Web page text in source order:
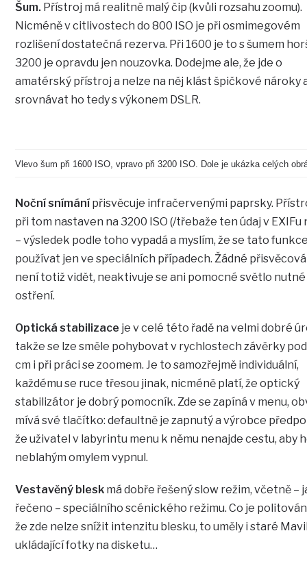
Šum. Přístroj má realitně malý čip (kvůli rozsahu zoomu).
Nicméně v citlivostech do 800 ISO je při osmimegovém
rozlišení dostatečná rezerva. Při 1600 je to s šumem
3200 je opravdu jen nouzovka. Dodejme ale, že jde o
amatérský přístroj a nelze na něj klást špičkové nároky
srovnávat ho tedy s výkonem DSLR.
Vlevo šum při 1600 ISO, vpravo při 3200 ISO. Dole je ukázka celých
Noční snímánípřisvěcuje infračervenými paprsky.
při tom nastaven na 3200 ISO (/třebaže ten údaj v EXIFu
– výsledek podle toho vypadá a myslím, že se tato
používat jen ve speciálních případech. Žádné
není totiž vidět, neaktivuje se ani pomocné světlo
ostření.
Optická stabilizace je v celé této řadě na velmi dobré
takže se lze směle pohybovat v rychlostech závěrky
cm i při práci se zoomem. Je to samozřejmě individuální,
každému se ruce třesou jinak, nicméně platí, že optický
stabilizátor je dobrý pomocník. Zde se zapíná v menu,
mívá své tlačítko: defaultně je zapnutý a výrobce
že uživatel v labyrintu menu k němu nenajde cestu, aby
neblahým omylem vypnul.
Vestavěný blesk má dobře řešený slow režim, včetně –
řečeno – speciálního scénického režimu. Co je
že zde nelze snížit intenzitu blesku, to uměly i staré
ukládající fotky na disketu…